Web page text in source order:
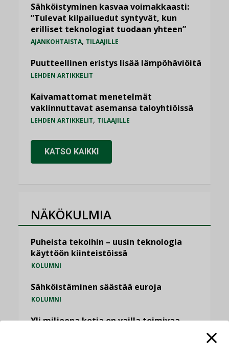
Sähköistyminen kasvaa voimakkaasti:
”Tulevat kilpailuedut syntyvät, kun
erilliset teknologiat tuodaan yhteen”
AJANKOHTAISTA, TILAAJILLE
Puutteellinen eristys lisää lämpöhäviöitä
LEHDEN ARTIKKELIT
Kaivamattomat menetelmät
vakiinnuttavat asemansa taloyhtiöissä
LEHDEN ARTIKKELIT, TILAAJILLE
KATSO KAIKKI
NÄKÖKULMIA
Puheista tekoihin – uusin teknologia
käyttöön kiinteistöissä
KOLUMNI
Sähköistäminen säästää euroja
KOLUMNI
Yli miljoona kotia on vailla toimivaa